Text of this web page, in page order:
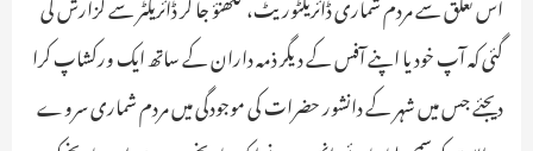
گئی کہ آپ خود یا اپنے آفس کے دیگر ذمہ داران کے ساتھ ایک ورکشاپ کرا
دیجئے جس میں شہر کے دانشور حضرات کی موجودگی میں مردم شماری سروے